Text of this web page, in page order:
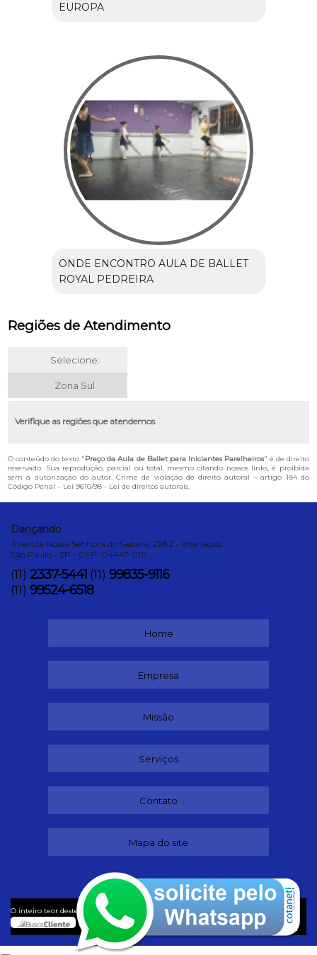
EUROPA
ONDE ENCONTRO AULA DE BALLET
ROYAL PEDREIRA
Regiões de Atendimento
Selecione:
Zona Sul
Verifique as regiões que atendemos
O conteúdo do texto "Preço da Aula de Ballet para Iniciantes Parelheiros" é de direito
reservado. Sua reprodução, parcial ou total, mesmo citando nossos links, é proibida
sem a autorização do autor. Crime de violação de direito autoral – artigo 184 do
Código Penal – Lei 9610/98 - Lei de direitos autorais.
Dançando
Avenida Nossa Senhora do Sabará, 2982 - Interlagos
São Paulo - SP - CEP: 04447-010
(11) 2337-5441 (11) 99835-9116
(11) 99524-6518
Home
Empresa
Missão
Serviços
Contato
Mapa do site
O inteiro teor deste site está sujeito à proteção de direitos autorais. Copyright
Dançando (Lei 9610 de 19/02/1998)